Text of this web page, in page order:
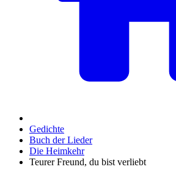
Gedichte
Buch der Lieder
Die Heimkehr
Teurer Freund, du bist verliebt